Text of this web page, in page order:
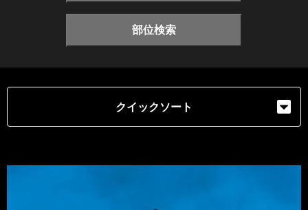
部位検索
クイックソート